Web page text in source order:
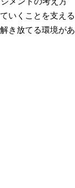
いくことを支える
き放てる環境があ